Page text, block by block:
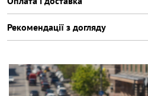
Рекомендації з догляду